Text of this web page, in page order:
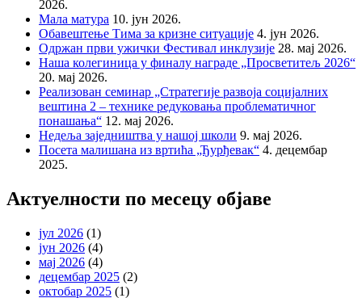
2026.
Мала матура 10. јун 2026.
Обавештење Тима за кризне ситуације 4. јун 2026.
Одржан први ужички Фестивал инклузије 28. мај 2026.
Наша колегиница у финалу награде „Просветитељ 2026“
20. мај 2026.
Реализован семинар „Стратегије развоја социјалних
вештина 2 – технике редуковања проблематичног
понашања“ 12. мај 2026.
Недеља заједништва у нашој школи 9. мај 2026.
Посета малишана из вртића „Ђурђевак“ 4. децембар
2025.
Актуелности по месецу објаве
јул 2026 (1)
јун 2026 (4)
мај 2026 (4)
децембар 2025 (2)
октобар 2025 (1)